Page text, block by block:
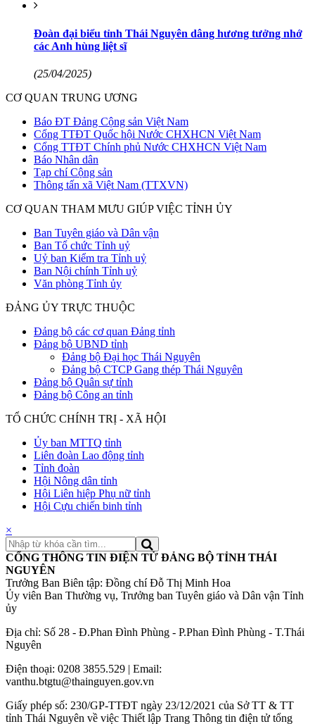
Đoàn đại biểu tỉnh Thái Nguyên dâng hương tưởng nhớ
các Anh hùng liệt sĩ
(25/04/2025)
CƠ QUAN TRUNG ƯƠNG
Báo ĐT Đảng Cộng sản Việt Nam
Cổng TTĐT Quốc hội Nước CHXHCN Việt Nam
Cổng TTĐT Chính phủ Nước CHXHCN Việt Nam
Báo Nhân dân
Tạp chí Cộng sản
Thông tấn xã Việt Nam (TTXVN)
CƠ QUAN THAM MƯU GIÚP VIỆC TỈNH ỦY
Ban Tuyên giáo và Dân vận
Ban Tổ chức Tỉnh uỷ
Uỷ ban Kiểm tra Tỉnh uỷ
Ban Nội chính Tỉnh uỷ
Văn phòng Tỉnh ủy
ĐẢNG ỦY TRỰC THUỘC
Đảng bộ các cơ quan Đảng tỉnh
Đảng bộ UBND tỉnh
Đảng bộ Đại học Thái Nguyên
Đảng bộ CTCP Gang thép Thái Nguyên
Đảng bộ Quân sự tỉnh
Đảng bộ Công an tỉnh
TỔ CHỨC CHÍNH TRỊ - XÃ HỘI
Ủy ban MTTQ tỉnh
Liên đoàn Lao động tỉnh
Tỉnh đoàn
Hội Nông dân tỉnh
Hội Liên hiệp Phụ nữ tỉnh
Hội Cựu chiến binh tỉnh
×
CỔNG THÔNG TIN ĐIỆN TỬ ĐẢNG BỘ TỈNH THÁI
NGUYÊN
Trưởng Ban Biên tập: Đồng chí Đỗ Thị Minh Hoa
Ủy viên Ban Thường vụ, Trưởng ban Tuyên giáo và Dân vận Tỉnh
ủy
Địa chỉ: Số 28 - Đ.Phan Đình Phùng - P.Phan Đình Phùng - T.Thái
Nguyên
Điện thoại: 0208 3855.529 | Email:
vanthu.btgtu@thainguyen.gov.vn
Giấy phép số: 230/GP-TTĐT ngày 23/12/2021 của Sở TT & TT
tỉnh Thái Nguyên về việc Thiết lập Trang Thông tin điện tử tổng